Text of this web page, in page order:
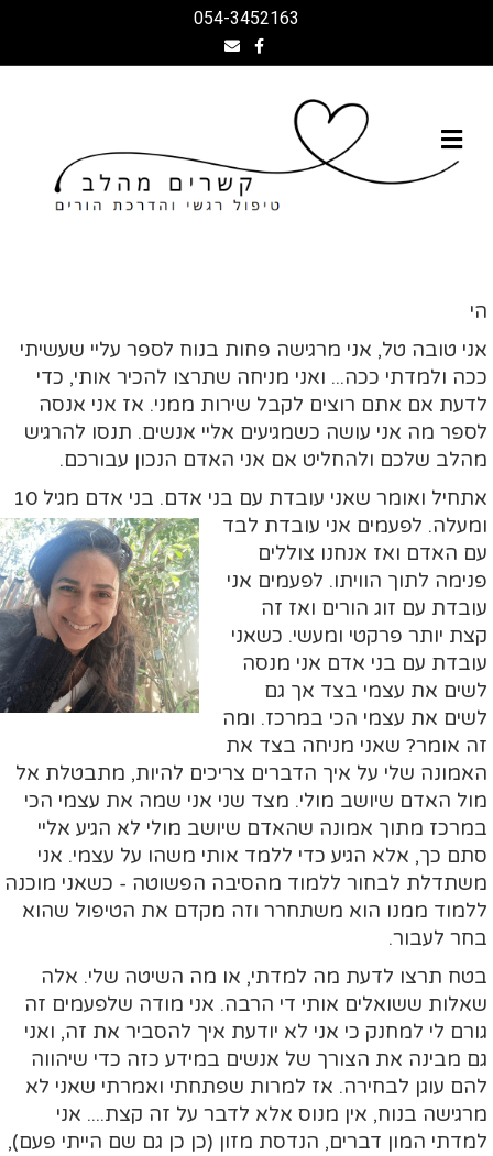
054-3452163
Facebook
Email
תפריט
הי
אני טובה טל, אני מרגישה פחות בנוח לספר עליי שעשיתי
ככה ולמדתי ככה... ואני מניחה שתרצו להכיר אותי, כדי
לדעת אם אתם רוצים לקבל שירות ממני. אז אני אנסה
לספר מה אני עושה כשמגיעים אליי אנשים. תנסו להרגיש
מהלב שלכם ולהחליט אם אני האדם הנכון עבורכם.
אתחיל ואומר שאני עובדת עם בני אדם. בני אדם מגיל 10
ומעלה. לפעמים אני עובדת לבד
עם האדם ואז אנחנו צוללים
פנימה לתוך הוויתו. לפעמים אני
עובדת עם זוג הורים ואז זה
קצת יותר פרקטי ומעשי. כשאני
עובדת עם בני אדם אני מנסה
לשים את עצמי בצד אך גם
לשים את עצמי הכי במרכז. ומה
זה אומר? שאני מניחה בצד את
האמונה שלי על איך הדברים צריכים להיות, מתבטלת אל
מול האדם שיושב מולי. מצד שני אני שמה את עצמי הכי
במרכז מתוך אמונה שהאדם שיושב מולי לא הגיע אליי
סתם כך, אלא הגיע כדי ללמד אותי משהו על עצמי. אני
משתדלת לבחור ללמוד מהסיבה הפשוטה - כשאני מוכנה
ללמוד ממנו הוא משתחרר וזה מקדם את הטיפול שהוא
בחר לעבור.
בטח תרצו לדעת מה למדתי, או מה השיטה שלי. אלה
שאלות ששואלים אותי די הרבה. אני מודה שלפעמים זה
גורם לי למחנק כי אני לא יודעת איך להסביר את זה, ואני
גם מבינה את הצורך של אנשים במידע כזה כדי שיהווה
להם עוגן לבחירה. אז למרות שפתחתי ואמרתי שאני לא
מרגישה בנוח, אין מנוס אלא לדבר על זה קצת.... אני
למדתי המון דברים, הנדסת מזון (כן כן גם שם הייתי פעם),